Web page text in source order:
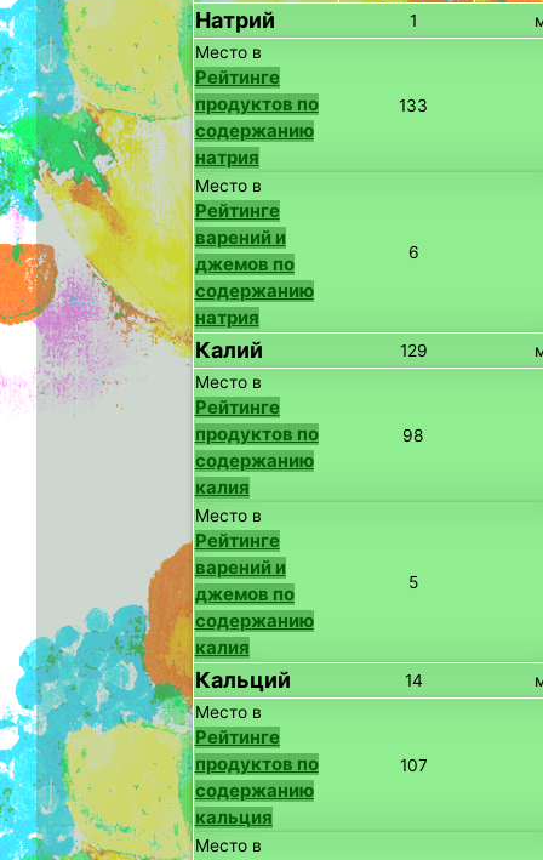
Натрий 1
Место в
Рейтинге
продуктов по
содержанию
натрия
133
Место в
Рейтинге
варений и
джемов по
содержанию
натрия
6
Калий 129
Место в
Рейтинге
продуктов по
содержанию
калия
98
Место в
Рейтинге
варений и
джемов по
содержанию
калия
5
Кальций 14
Место в
Рейтинге
продуктов по
содержанию
кальция
107
Место в